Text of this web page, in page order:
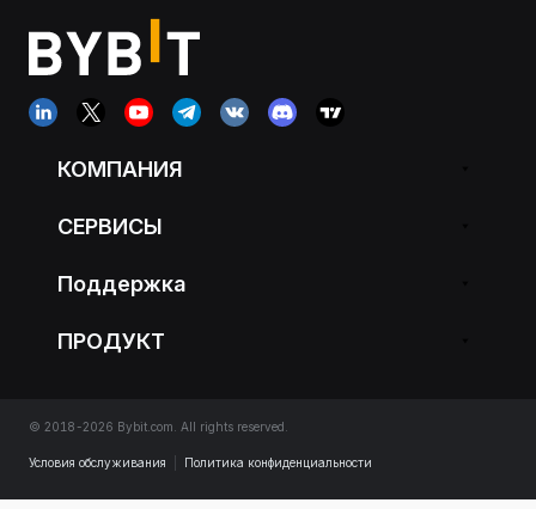
КОМПАНИЯ
СЕРВИСЫ
Поддержка
ПРОДУКТ
© 2018-2026 Bybit.com. All rights reserved.
Условия обслуживания Политика конфиденциальности